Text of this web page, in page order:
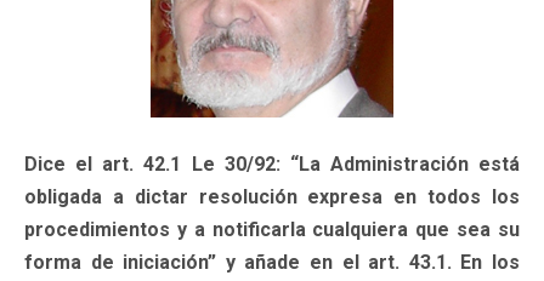
Dice el art. 42.1 Le 30/92: “La Administración está
obligada a dictar resolución expresa en todos los
procedimientos y a notificarla cualquiera que sea su
forma de iniciación” y añade en el art. 43.1. En los